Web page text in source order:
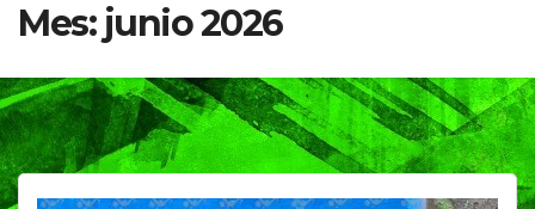
Mes: junio 2026